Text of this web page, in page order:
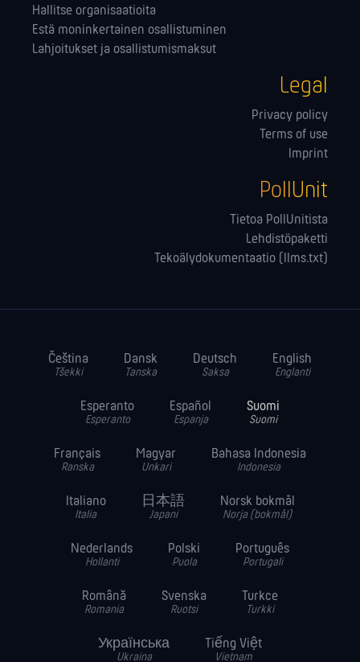
Hallitse orga­nisaatioita
Estä moninkertainen osallistuminen
Lahjoitukset ja osallistumismaksut
Legal
Privacy policy
Terms of use
Imprint
PollUnit
Tietoa PollUnitista
Lehdistöpaketti
Tekoälydokumentaatio (llms.txt)
Čeština
Tšekki
Dansk
Tanska
Deutsch
Saksa
English
Englanti
Esperanto
Esperanto
Español
Espanja
Suomi
Suomi
Français
Ranska
Magyar
Unkari
Bahasa Indonesia
Indonesia
Italiano
Italia
日本語
Japani
Norsk bokmål
Norja (bokmål)
Nederlands
Hollanti
Polski
Puola
Português
Portugali
Română
Romania
Svenska
Ruotsi
Turkce
Turkki
Українська
Ukraina
Tiếng Việt
Vietnam